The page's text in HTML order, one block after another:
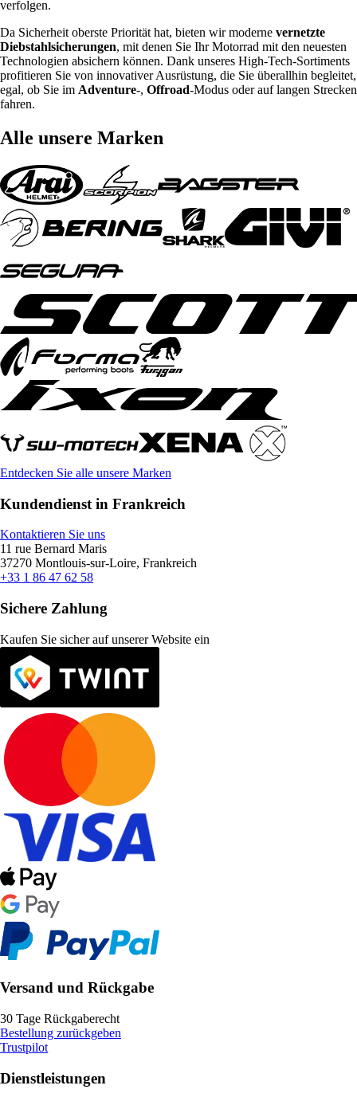
verfolgen.
Da Sicherheit oberste Priorität hat, bieten wir moderne vernetzte
Diebstahlsicherungen, mit denen Sie Ihr Motorrad mit den neuesten
Technologien absichern können. Dank unseres High-Tech-Sortiments
profitieren Sie von innovativer Ausrüstung, die Sie überallhin begleitet,
egal, ob Sie im Adventure-, Offroad-Modus oder auf langen Strecken
fahren.
Alle unsere Marken
Entdecken Sie alle unsere Marken
Kundendienst in Frankreich
Kontaktieren Sie uns
11 rue Bernard Maris
37270 Montlouis-sur-Loire, Frankreich
+33 1 86 47 62 58
Sichere Zahlung
Kaufen Sie sicher auf unserer Website ein
Versand und Rückgabe
30 Tage Rückgaberecht
Bestellung zurückgeben
Trustpilot
Dienstleistungen